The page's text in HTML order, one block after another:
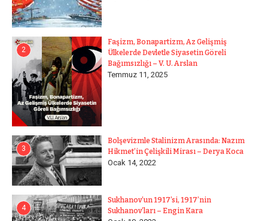
2
Faşizm, Bonapartizm, Az Gelişmiş
Ülkelerde Devletle Siyasetin Göreli
Bağımsızlığı – V. U. Arslan
Temmuz 11, 2025
3
Bolşevizmle Stalinizm Arasında: Nazım
Hikmet’in Çelişkili Mirası – Derya Koca
Ocak 14, 2022
4
Sukhanov’un 1917’si, 1917’nin
Sukhanov’ları – Engin Kara